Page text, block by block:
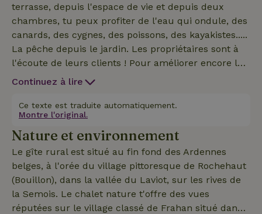
terrasse, depuis l'espace de vie et depuis deux
chambres, tu peux profiter de l'eau qui ondule, des
canards, des cygnes, des poissons, des kayakistes.....
La pêche depuis le jardin. Les propriétaires sont à
l'écoute de leurs clients ! Pour améliorer encore la
qualité de ton séjour, ils ont effectué une vaste
t'accueillir dans le chalet nature entièrement
rénové avec un espace de vie plus grand et ouvert,
deux salles de bain, une terrasse étendue, une
cuisine moderne et épurée, mais toujours dans le
même emplacement unique au bord de la Semois.
Un travail considérable a également été réalisé en
matière de durabilité : double vitrage, isolation des
sols et du toit, nouvelle installation d'électricité,
Continuez à lire
Ce texte est traduite automatiquement.
Montre l'original.
Nature et environnement
Le gîte rural est situé au fin fond des Ardennes
belges, à l'orée du village pittoresque de Rochehaut
(Bouillon), dans la vallée du Laviot, sur les rives de
la Semois. Le chalet nature t'offre des vues
réputées sur le village classé de Frahan situé dans